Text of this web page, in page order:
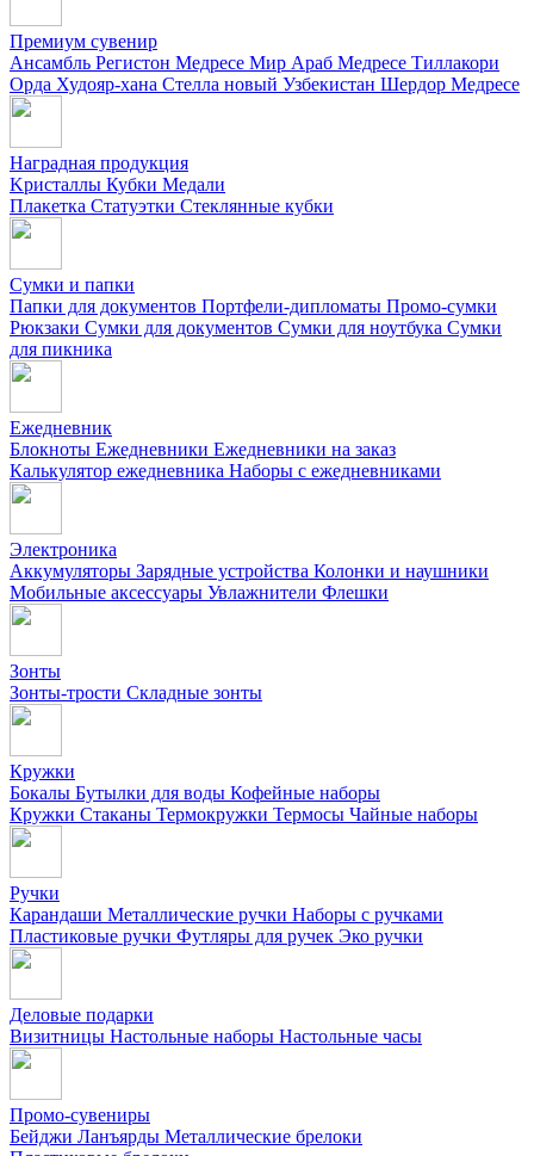
Премиум сувенир
Ансамбль Регистон Медресе Мир Араб Медресе Тиллакори
Орда Худояр-хана Стелла новый Узбекистан Шердор Медресе
Наградная продукция
Kристаллы Кубки Медали
Плакетка Статуэтки Стеклянные кубки
Сумки и папки
Папки для документов Портфели-дипломаты Промо-сумки
Рюкзаки Сумки для документов Сумки для ноутбука Сумки
для пикника
Ежедневник
Блокноты Ежедневники Ежедневники на заказ
Калькулятор ежедневника Наборы с ежедневниками
Электроника
Аккумуляторы Зарядные устройства Колонки и наушники
Мобильные аксессуары Увлажнители Флешки
Зонты
Зонты-трости Складные зонты
Кружки
Бокалы Бутылки для воды Кофейные наборы
Кружки Стаканы Термокружки Термосы Чайные наборы
Ручки
Карандаши Металлические ручки Наборы с ручками
Пластиковые ручки Футляры для ручек Эко ручки
Деловые подарки
Визитницы Настольные наборы Настольные часы
Промо-сувениры
Бейджи Ланъярды Металлические брелоки